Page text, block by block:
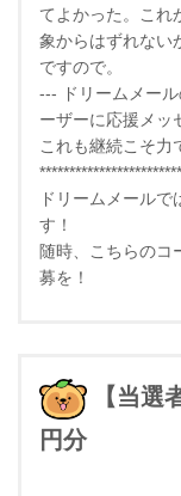
てよかった。これ
象からはずれない
ですので。
--- ドリームメー
ーザーに応援メッ
これも継続こそ力
ドリームメール
す！
随時、こちらのコ
募を！
【当選
円分